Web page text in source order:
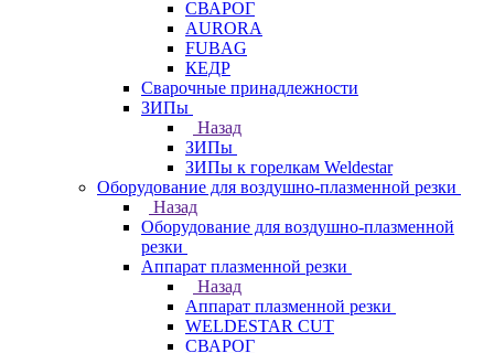
СВАРОГ
AURORA
FUBAG
КЕДР
Сварочные принадлежности
ЗИПы
Назад
ЗИПы
ЗИПы к горелкам Weldestar
Оборудование для воздушно-плазменной резки
Назад
Оборудование для воздушно-плазменной
резки
Аппарат плазменной резки
Назад
Аппарат плазменной резки
WELDESTAR CUT
СВАРОГ